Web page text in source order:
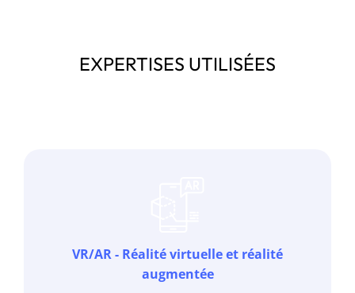
EXPERTISES UTILISÉES
VR/AR - Réalité virtuelle et réalité
augmentée